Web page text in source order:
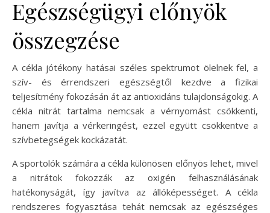
Egészségügyi előnyök
összegzése
A cékla jótékony hatásai széles spektrumot ölelnek fel, a
szív- és érrendszeri egészségtől kezdve a fizikai
teljesítmény fokozásán át az antioxidáns tulajdonságokig. A
cékla nitrát tartalma nemcsak a vérnyomást csökkenti,
hanem javítja a vérkeringést, ezzel együtt csökkentve a
szívbetegségek kockázatát.
A sportolók számára a cékla különösen előnyös lehet, mivel
a nitrátok fokozzák az oxigén felhasználásának
hatékonyságát, így javítva az állóképességet. A cékla
rendszeres fogyasztása tehát nemcsak az egészséges